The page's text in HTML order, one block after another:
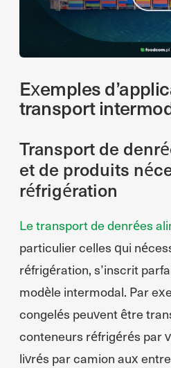
Exemples
transport
Transport de
et de produits
réfrigération
Le transport de denrées
particulier celles qui
réfrigération, s’inscrit
modèle intermodal. Par
congelés peuvent être
conteneurs réfrigérés par
livrés par camion aux